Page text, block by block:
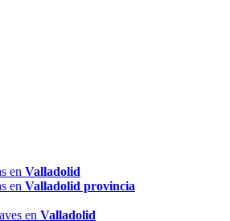
en Valladolid
en Valladolid provincia
en Valladolid